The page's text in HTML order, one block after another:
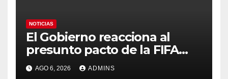
NOTICIAS
El Gobierno reacciona al
presunto pacto de la FIFA
con Marruecos para acoger
la final del Mundial 2030:
AGO 6, 2026 ADMINS